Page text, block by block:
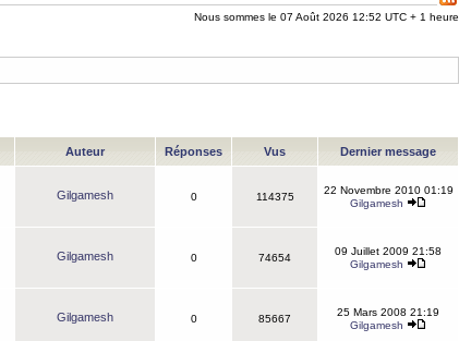
Nous sommes le 07 Août 2026 12:52 UTC + 1 heure
Auteur Réponses Vus Dernier message
Gilgamesh 0 114375
22 Novembre 2010 01:19
Gilgamesh
Gilgamesh 0 74654
09 Juillet 2009 21:58
Gilgamesh
Gilgamesh 0 85667
25 Mars 2008 21:19
Gilgamesh